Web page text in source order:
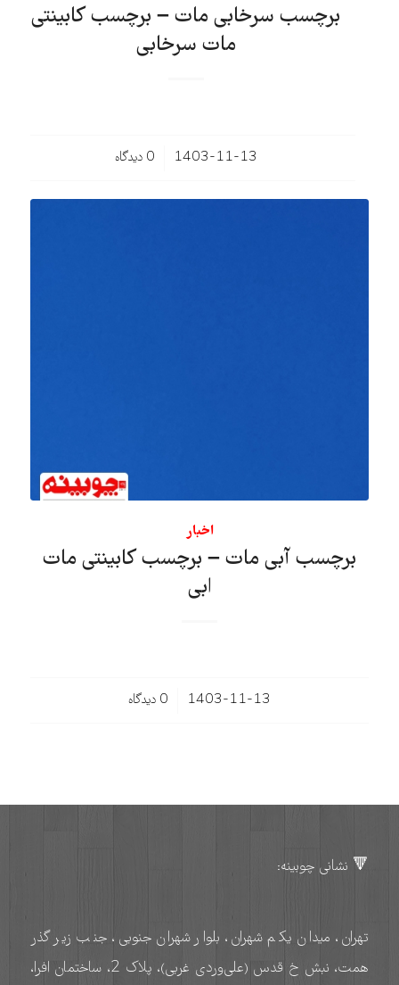
برچسب سرخابی مات – برچسب کابینتی
مات سرخابی
1403-11-13
/ 0 دیدگاه‌
اخبار
برچسب آبی مات – برچسب کابینتی مات
ابی
1403-11-13
/ 0 دیدگاه‌
🔻 نشانی چوبینه:
تهران، میدان یکم شهران، بلوار شهران جنوبی، جنب زیر گذر
همت، نبش خ قدس (علی‌وردی غربی)، پلاک 2، ساختمان افرا،